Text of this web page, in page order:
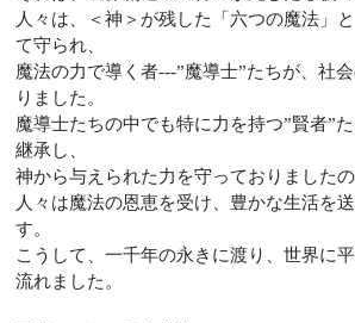
人々は、＜神＞が残した「六つの魔法」
て守られ、
魔法の力で導く者---”魔導士”たちが、社
りました。
魔導士たちの中でも特に力を持つ”賢者”
継承し、
神から与えられた力を守っておりましたの
人々は魔法の恩恵を受け、豊かな生活を
す。
こうして、一千年の永きに渡り、世界に
流れました。